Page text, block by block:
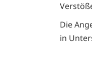
Die
in